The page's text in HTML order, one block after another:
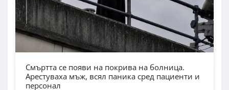
Смъртта се появи на покрива на болница.
Арестуваха мъж, всял паника сред пациенти и
персонал